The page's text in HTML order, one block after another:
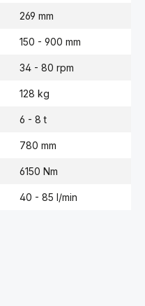
269 mm
150 - 900 mm
34 - 80 rpm
128 kg
6 - 8 t
780 mm
6150 Nm
40 - 85 l/min